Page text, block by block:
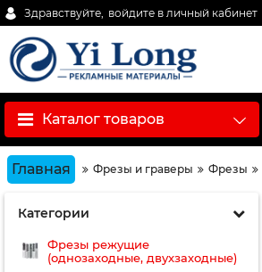
Здравствуйте, войдите в личный кабинет
Каталог товаров
Главная Фрезы и граверы Фрезы
Категории
Фрезы режущие
(однозаходные, двухзаходные)